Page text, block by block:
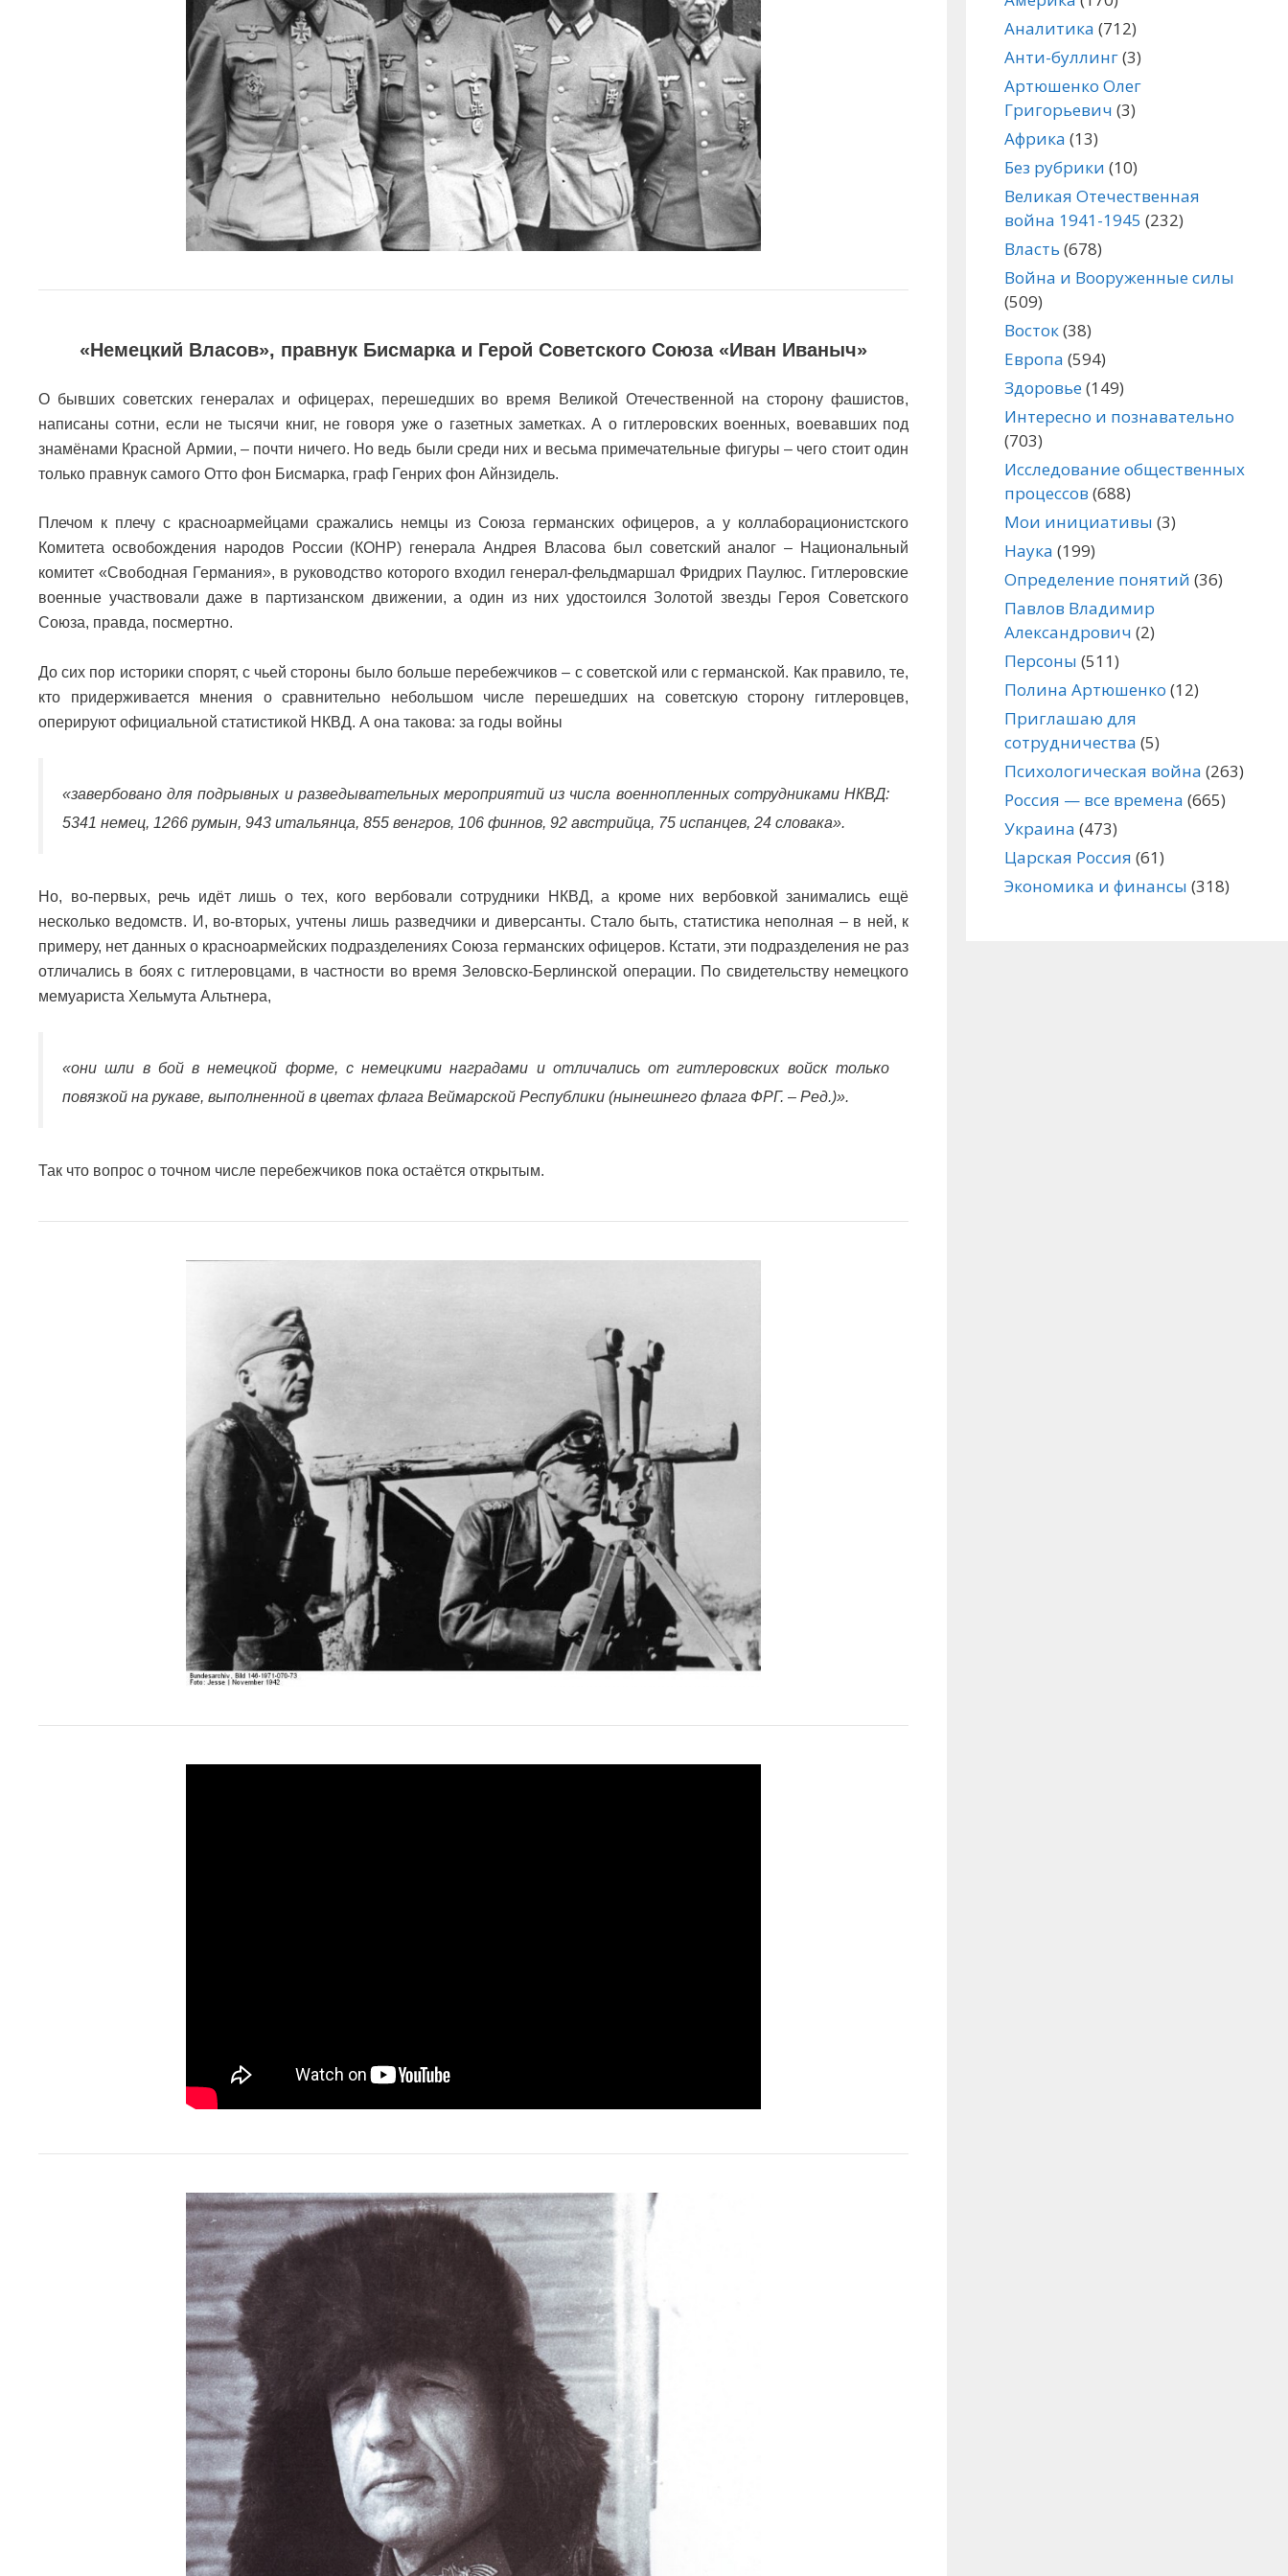
«Немецкий Власов», правнук Бисмарка и Герой Советского Союза «Иван Иваныч»
О бывших советских генералах и офицерах, перешедших во время Великой Отечественной на сторону фашистов,
написаны сотни, если не тысячи книг, не говоря уже о газетных заметках. А о гитлеровских военных, воевавших под
знамёнами Красной Армии, – почти ничего. Но ведь были среди них и весьма примечательные фигуры – чего стоит один
только правнук самого Отто фон Бисмарка, граф Генрих фон Айнзидель.
Плечом к плечу с красноармейцами сражались немцы из Союза германских офицеров, а у коллаборационистского
Комитета освобождения народов России (КОНР) генерала Андрея Власова был советский аналог – Национальный
комитет «Свободная Германия», в руководство которого входил генерал-фельдмаршал Фридрих Паулюс. Гитлеровские
военные участвовали даже в партизанском движении, а один из них удостоился Золотой звезды Героя Советского
Союза, правда, посмертно.
До сих пор историки спорят, с чьей стороны было больше перебежчиков – с советской или с германской. Как правило, те,
кто придерживается мнения о сравнительно небольшом числе перешедших на советскую сторону гитлеровцев,
оперируют официальной статистикой НКВД. А она такова: за годы войны
«завербовано для подрывных и разведывательных мероприятий из числа военнопленных сотрудниками НКВД:
5341 немец, 1266 румын, 943 итальянца, 855 венгров, 106 финнов, 92 австрийца, 75 испанцев, 24 словака».
Но, во-первых, речь идёт лишь о тех, кого вербовали сотрудники НКВД, а кроме них вербовкой занимались ещё
несколько ведомств. И, во-вторых, учтены лишь разведчики и диверсанты. Стало быть, статистика неполная – в ней, к
примеру, нет данных о красноармейских подразделениях Союза германских офицеров. Кстати, эти подразделения не раз
отличались в боях с гитлеровцами, в частности во время Зеловско-Берлинской операции. По свидетельству немецкого
мемуариста Хельмута Альтнера,
«они шли в бой в немецкой форме, с немецкими наградами и отличались от гитлеровских войск только
повязкой на рукаве, выполненной в цветах флага Веймарской Республики (нынешнего флага ФРГ. – Ред.)».
Так что вопрос о точном числе перебежчиков пока остаётся открытым.
Аналитика (712)
Анти-буллинг(3)
Артюшенко Олег
Григорьевич (3)
Африка (13)
Без рубрики (10)
Великая Отечественная
война 1941-1945 (232)
Власть (678)
Война и Вооруженные силы
(509)
Восток(38)
Европа (594)
Здоровье(149)
Интересно и познавательно
(703)
Исследование общественных
процессов (688)
Мои инициативы (3)
Наука (199)
Определение понятий (36)
Павлов Владимир
Александрович (2)
Персоны (511)
Полина Артюшенко (12)
Приглашаю для
сотрудничества (5)
Психологическая война (263)
Россия — все времена (665)
Украина (473)
Царская Россия (61)
Экономика и финансы (318)